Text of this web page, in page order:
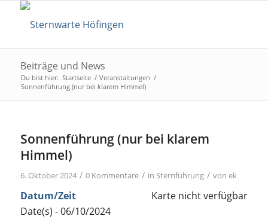
Beiträge und News
Du bist hier: Startseite / Veranstaltungen /
Sonnenführung (nur bei klarem Himmel)
Sonnenführung (nur bei klarem
Himmel)
6. Oktober 2024 / 0 Kommentare / in Sternführung / von ek
Karte nicht verfügbar
Datum/Zeit
Date(s) - 06/10/2024